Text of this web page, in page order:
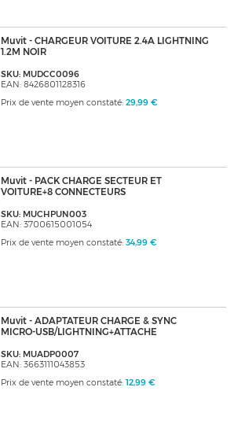
Muvit - CHARGEUR VOITURE 2.4A LIGHTNING
1.2M NOIR
SKU: MUDCC0096
EAN: 8426801128316
Prix de vente moyen constaté: 29,99 €
Muvit - PACK CHARGE SECTEUR ET
VOITURE+8 CONNECTEURS
SKU: MUCHPUN003
EAN: 3700615001054
Prix de vente moyen constaté: 34,99 €
Muvit - ADAPTATEUR CHARGE & SYNC
MICRO-USB/LIGHTNING+ATTACHE
SKU: MUADP0007
EAN: 3663111043853
Prix de vente moyen constaté: 12,99 €